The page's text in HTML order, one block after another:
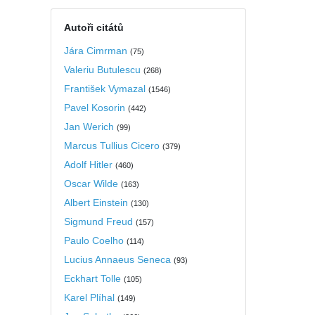
Autoři citátů
Jára Cimrman (75)
Valeriu Butulescu (268)
František Vymazal (1546)
Pavel Kosorin (442)
Jan Werich (99)
Marcus Tullius Cicero (379)
Adolf Hitler (460)
Oscar Wilde (163)
Albert Einstein (130)
Sigmund Freud (157)
Paulo Coelho (114)
Lucius Annaeus Seneca (93)
Eckhart Tolle (105)
Karel Plíhal (149)